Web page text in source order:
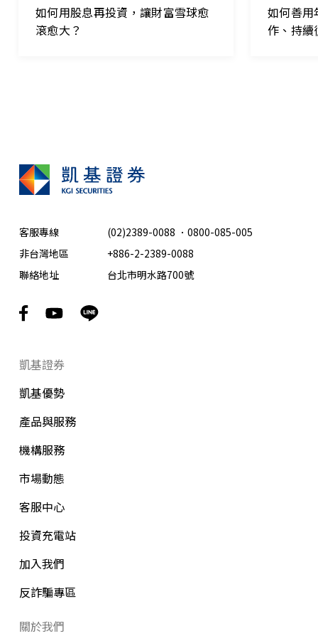
如何用股息再投資，讓財富雪球愈
滾愈大？
如何善用
作、持續
客服專線 (02)2389-0088 ． 0800-085-005
非台灣地區
+886-2-2389-0088
聯絡地址
台北市明水路700號
凱基證券
凱基優勢
產品與服務
機構服務
市場動態
客服中心
投資充電站
加入我們
反詐騙專區
關於我們